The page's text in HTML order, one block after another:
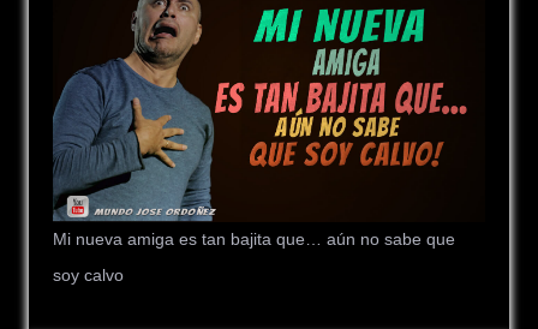
Mi nueva amiga es tan bajita que… aún no sabe que
soy calvo